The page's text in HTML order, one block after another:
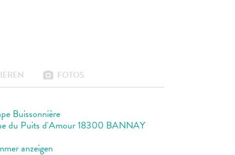
photo_camera FOTOS
Buissonnière
du Puits d'Amour 18300 BANNAY
anzeigen